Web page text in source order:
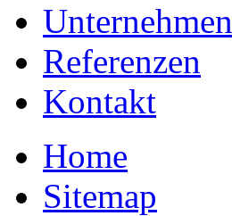
Unternehmen
Referenzen
Kontakt
Home
Sitemap